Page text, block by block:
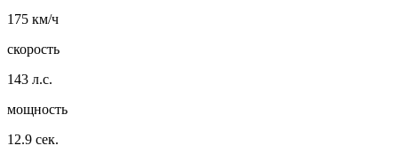
175 км/ч
скорость
143 л.с.
мощность
12.9 сек.